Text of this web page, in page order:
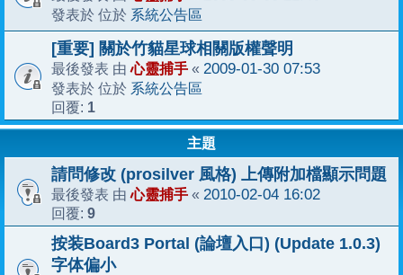
發表於 位於 系統公告區
[重要] 關於竹貓星球相關版權聲明
最後發表 由心靈捕手 « 2009-01-30 07:53
發表於 位於 系統公告區
回覆: 1
主題
請問修改 (prosilver 風格) 上傳附加檔顯示問題
最後發表 由心靈捕手 « 2010-02-04 16:02
回覆: 9
按装Board3 Portal (論壇入口) (Update 1.0.3)
字体偏小